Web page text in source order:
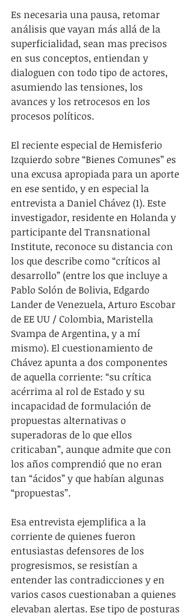
Es necesaria una pausa, retomar
análisis que vayan más allá de la
superficialidad, sean mas precisos
en sus conceptos, entiendan y
dialoguen con todo tipo de actores,
asumiendo las tensiones, los
avances y los retrocesos en los
procesos políticos.
El reciente especial de Hemisferio
Izquierdo sobre “Bienes Comunes” es
una excusa apropiada para un aporte
en ese sentido, y en especial la
entrevista a Daniel Chávez (1). Este
investigador, residente en Holanda y
participante del Transnational
Institute, reconoce su distancia con
los que describe como “críticos al
desarrollo” (entre los que incluye a
Pablo Solón de Bolivia, Edgardo
Lander de Venezuela, Arturo Escobar
de EE UU / Colombia, Maristella
Svampa de Argentina, y a mí
mismo). El cuestionamiento de
Chávez apunta a dos componentes
de aquella corriente: “su crítica
acérrima al rol de Estado y su
incapacidad de formulación de
propuestas alternativas o
superadoras de lo que ellos
criticaban”, aunque admite que con
los años comprendió que no eran
tan “ácidos” y que habían algunas
“propuestas”.
Esa entrevista ejemplifica a la
corriente de quienes fueron
entusiastas defensores de los
progresismos, se resistían a
entender las contradicciones y en
varios casos cuestionaban a quienes
elevaban alertas. Ese tipo de posturas